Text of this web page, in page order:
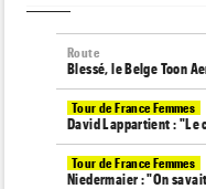
Route
Blessé, le Belge Toon
Tour de France Femmes
David Lappartient : "Le
Tour de France Femmes
Niedermaier : "On